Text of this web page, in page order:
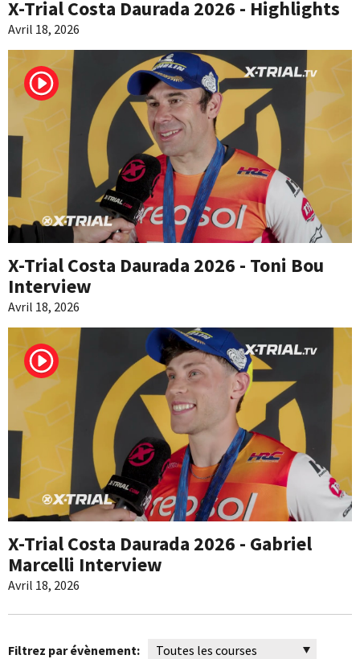
X-Trial Costa Daurada 2026 - Highlights
Avril 18, 2026
X-Trial Costa Daurada 2026 - Toni Bou
Interview
Avril 18, 2026
X-Trial Costa Daurada 2026 - Gabriel
Marcelli Interview
Avril 18, 2026
Filtrez par évènement: